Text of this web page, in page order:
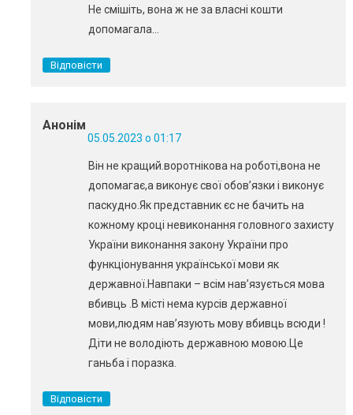
Не смішіть, вона ж не за власні кошти
допомагала…
Відповісти
Анонім
05.05.2023 о 01:17
Він не кращий.воротнікова на роботі,вона не
допомагає,а виконує свої обов’язки і виконує
паскудно.Як представник єс не бачить на
кожному кроці невиконання головного захисту
України виконання закону України про
функціонування української мови як
державної.Навпаки – всім нав’язується мова
вбивць .В місті нема курсів державної
мови,людям нав’язують мову вбивць всюди !
Діти не володіють державною мовою.Це
ганьба і поразка.
Відповісти